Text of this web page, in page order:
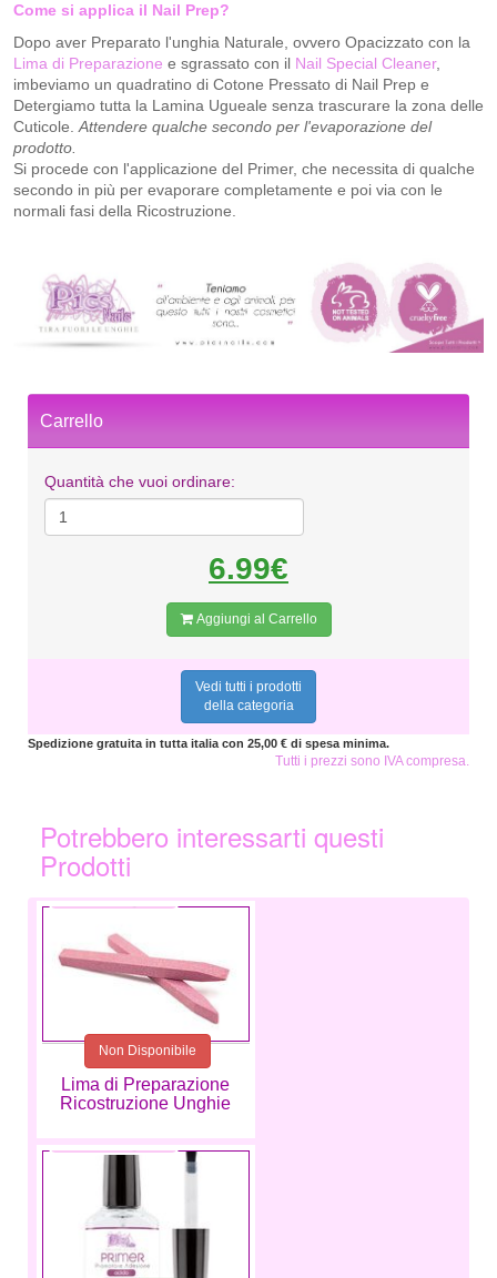
Come si applica il Nail Prep?
Dopo aver Preparato l'unghia Naturale, ovvero Opacizzato con la
Lima di Preparazione e sgrassato con il Nail Special Cleaner,
imbeviamo un quadratino di Cotone Pressato di Nail Prep e
Detergiamo tutta la Lamina Ugueale senza trascurare la zona delle
Cuticole. Attendere qualche secondo per l'evaporazione del
prodotto.
Si procede con l'applicazione del Primer, che necessita di qualche
secondo in più per evaporare completamente e poi via con le
normali fasi della Ricostruzione.
Carrello
Quantità che vuoi ordinare:
6.99€
Aggiungi al Carrello
Vedi tutti i prodotti
della categoria
Spedizione gratuita in tutta italia con 25,00 € di spesa minima.
Tutti i prezzi sono IVA compresa.
Potrebbero interessarti questi
Prodotti
Lima di Preparazione
Ricostruzione Unghie
2,49 €
Non Disponibile
7,49 €